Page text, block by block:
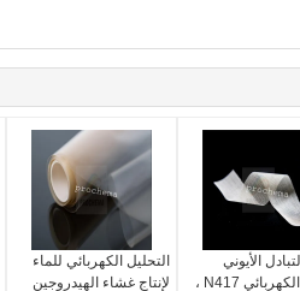
التحليل الكهربائي للماء
لإنتاج غشاء الهيدروجين
الأيوني
للطلاء الكهربائي N417 ،